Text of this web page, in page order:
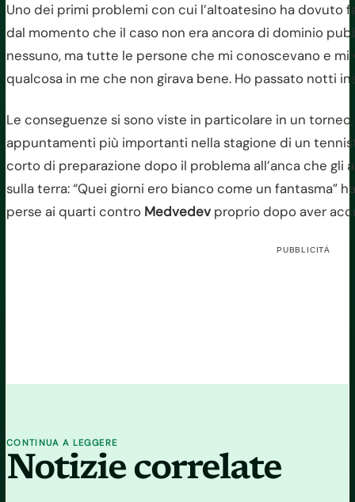
Uno dei primi problemi con cui l’altoatesino ha dovuto
dal momento che il caso non era ancora di dominio
nessuno, ma tutte le persone che mi conoscevano e
qualcosa in me che non girava bene. Ho passato notti
Le conseguenze si sono viste in particolare in un
appuntamenti più importanti nella stagione di un
corto di preparazione dopo il problema all’anca che
sulla terra: “Quei giorni ero bianco come un fantasma”
perse ai quarti contro Medvedev proprio dopo aver
PUBBLICITÀ
CONTINUA A LEGGERE
Notizie correlate